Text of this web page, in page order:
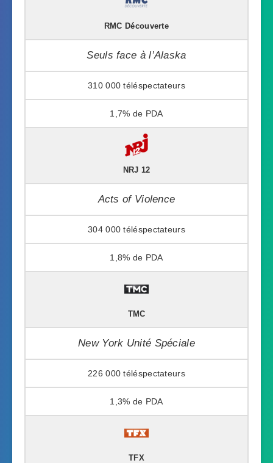
RMC Découverte
Seuls face à l’Alaska
310 000
1,7%
NRJ 12
Acts of Violence
304 000
1,8%
TMC
New York Unité Spéciale
226 000
1,3%
TFX